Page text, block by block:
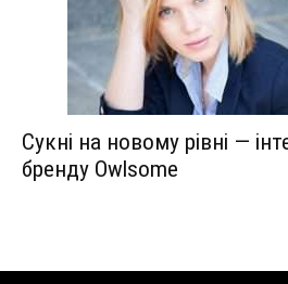
Сукні на новому рівні —
бренду Owlsome